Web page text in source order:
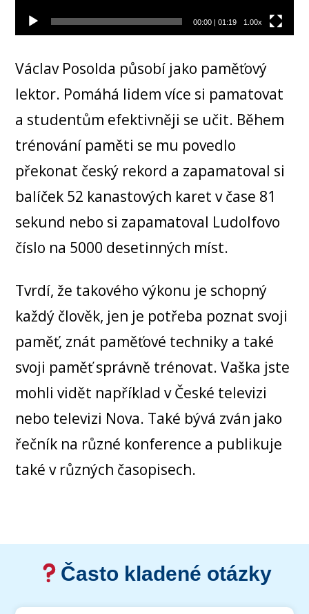
00:00| 01:19 1.00x
Václav Posolda působí jako paměťový
lektor. Pomáhá lidem více si pamatovat
a studentům efektivněji se učit. Během
trénování paměti se mu povedlo
překonat český rekord a zapamatoval si
balíček 52 kanastových karet v čase 81
sekund nebo si zapamatoval Ludolfovo
číslo na 5000 desetinných míst.
Tvrdí, že takového výkonu je schopný
každý člověk, jen je potřeba poznat svoji
paměť, znát paměťové techniky a také
svoji paměť správně trénovat. Vaška jste
mohli vidět například v České televizi
nebo televizi Nova. Také bývá zván jako
řečník na různé konference a publikuje
také v různých časopisech.
Často kladené otázky